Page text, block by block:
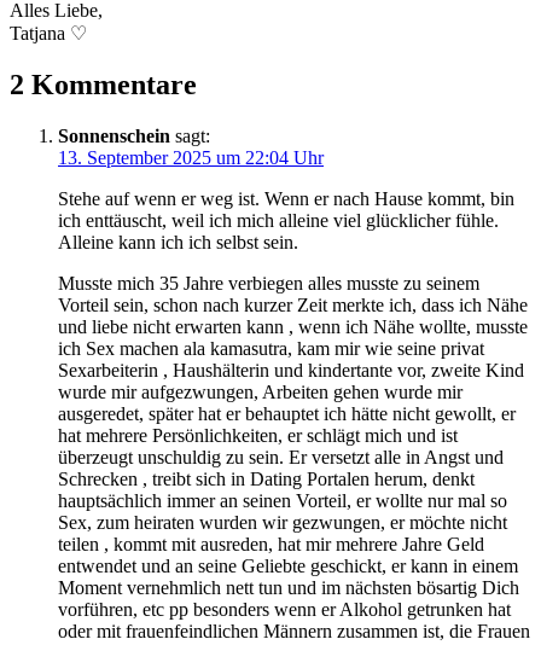
Alles Liebe,
Tatjana ♡
2 Kommentare
Sonnenschein sagt:
13. September 2025 um 22:04 Uhr
Stehe auf wenn er weg ist. Wenn er nach Hause kommt, bin
ich enttäuscht, weil ich mich alleine viel glücklicher fühle.
Alleine kann ich ich selbst sein.
Musste mich 35 Jahre verbiegen alles musste zu seinem
Vorteil sein, schon nach kurzer Zeit merkte ich, dass ich Nähe
und liebe nicht erwarten kann , wenn ich Nähe wollte, musste
ich Sex machen ala kamasutra, kam mir wie seine privat
Sexarbeiterin , Haushälterin und kindertante vor, zweite Kind
wurde mir aufgezwungen, Arbeiten gehen wurde mir
ausgeredet, später hat er behauptet ich hätte nicht gewollt, er
hat mehrere Persönlichkeiten, er schlägt mich und ist
überzeugt unschuldig zu sein. Er versetzt alle in Angst und
Schrecken , treibt sich in Dating Portalen herum, denkt
hauptsächlich immer an seinen Vorteil, er wollte nur mal so
Sex, zum heiraten wurden wir gezwungen, er möchte nicht
teilen , kommt mit ausreden, hat mir mehrere Jahre Geld
entwendet und an seine Geliebte geschickt, er kann in einem
Moment vernehmlich nett tun und im nächsten bösartig Dich
vorführen, etc pp besonders wenn er Alkohol getrunken hat
oder mit frauenfeindlichen Männern zusammen ist, die Frauen